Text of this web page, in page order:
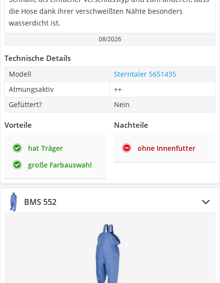
die Hose dank ihrer verschweißten Nähte besonders
wasserdicht ist.
08/2026
Technische Details
Modell
Sterntaler 5651435
Atmungsaktiv
++
Gefüttert?
Nein
Vorteile
hat Träger
große Farbauswahl
Nachteile
ohne Innenfutter
BMS 552